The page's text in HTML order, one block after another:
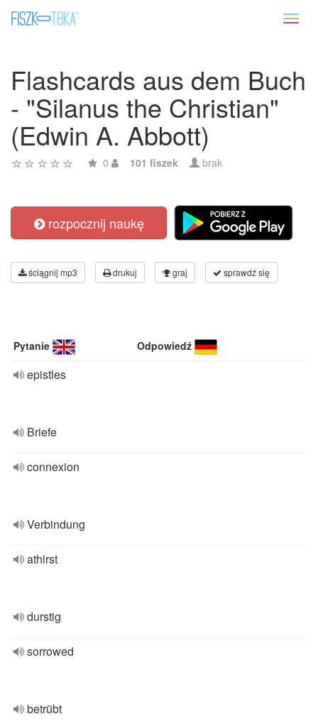
Flashcards aus dem Buch
- "Silanus the Christian"
(Edwin A. Abbott)
0 101 fiszek brak
rozpocznij naukę
ściągnij mp3 drukuj graj sprawdź się
Pytanie Odpowiedź
epistles
Briefe
connexion
Verbindung
athirst
durstig
sorrowed
betrübt